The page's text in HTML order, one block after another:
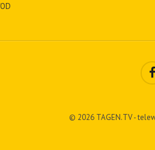
© 2026 TAGEN.TV -